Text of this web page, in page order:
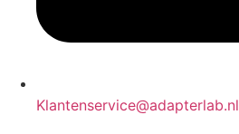
Klantenservice@adapterlab.nl